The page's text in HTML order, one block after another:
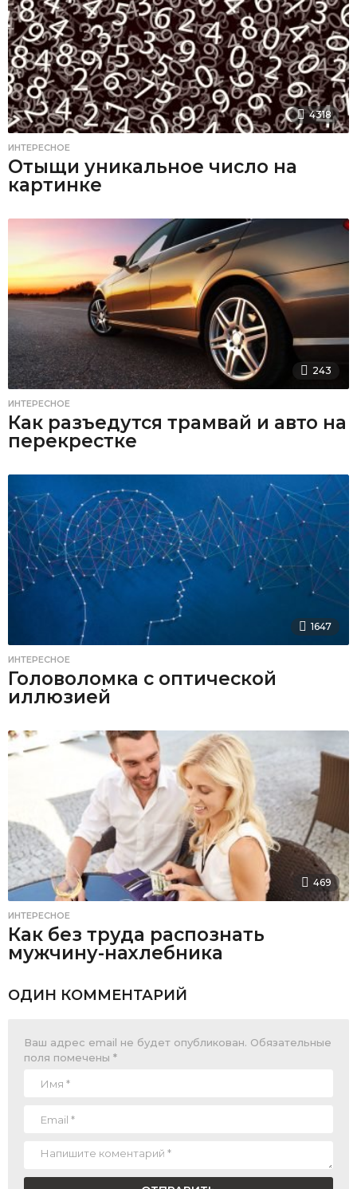
4318
ИНТЕРЕСНОЕ
Отыщи уникальное число на
картинке
243
ИНТЕРЕСНОЕ
Как разъедутся трамвай и авто на
перекрестке
1647
ИНТЕРЕСНОЕ
Головоломка с оптической
иллюзией
469
ИНТЕРЕСНОЕ
Как без труда распознать
мужчину-нахлебника
ОДИН КОММЕНТАРИЙ
Ваш адрес email не будет опубликован. Обязательные
поля помечены *